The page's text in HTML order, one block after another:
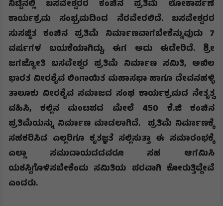
ನಿಟ್ಟಿನಲ್ಲಿ ಬಸವೇಶ್ವರರ ಕಂಚಿನ ಪ್ರತಿಮೆ ಲೋಕಾರ್ಪಣೆ
ಕಾರ್ಯಕ್ರಮ ಸಂಭ್ರಮದಿಂದ ನೆರವೇರಲಿದೆ. ಬಸವೇಶ್ವರರ
ಸುಸಜ್ಜಿತ ಕಂಚಿನ ಪ್ರತಿಮೆ ನಿರ್ಮಾಣವಾಗಬೇಕೆನ್ನುವುದು 7
ವರ್ಷಗಳ ಬಯಕೆಯಾಗಿದ್ದು, ಈಗ ಅದು ಈಡೇರಿದೆ. ಶ್ರೀ
ಜಗಜ್ಯೋತಿ ಬಸವೇಶ್ವರ ಪ್ರತಿಮೆ ನಿರ್ಮಾಣ ಸಮಿತಿ, ಅಖಿಲ
ಭಾರತ ವೀರಶೈವ ಲಿಂಗಾಯಿತ ಮಹಾಸಭಾ ಹಾಗೂ ದೇವನಹಳ್ಳಿ
ತಾಲೂಕು ವೀರಶೈವ ಸಮಾಜದ ಸಂಘ ಕಾರ್ಯಕ್ರಮದ ನೇತೃತ್ವ
ವಹಿಸಿ, ಕಲ್ಲಿನ ಮಂಟಪದ ಮೇಲೆ 450 ಕೆ.ಜಿ ಕಂಚಿನ
ಪ್ರತಿಮೆಯನ್ನು ನಿರ್ಮಾಣ ಮಾಡಲಾಗಿದೆ. ಪ್ರತಿಮೆ ನಿರ್ಮಾಣಕ್ಕೆ
ಸಹಕರಿಸಿದ ಎಲ್ಲರಿಗೂ ಕೃತಜ್ಞತೆ ಸಲ್ಲಿಸುತ್ತಾ ಈ ಸಮಾರಂಭಕ್ಕೆ
ಎಲ್ಲಾ ಸಮುದಾಯದದವರೂ ಸಹ ಆಗಮಿಸಿ
ಯಶಸ್ವಿಗೊಳಿಸಬೇಕೆಂದು ಸಮಿತಿಯ ಪರವಾಗಿ ಕೋರುತ್ತಿದ್ದೇವೆ
ಎಂದರು.